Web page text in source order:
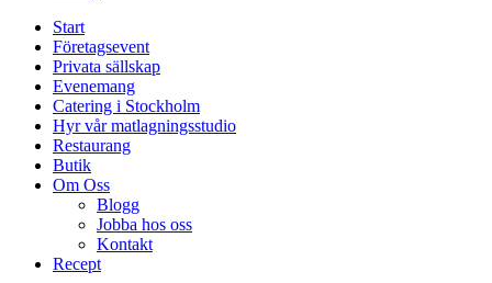
Start
Företagsevent
Privata sällskap
Evenemang
Catering i Stockholm
Hyr vår matlagningsstudio
Restaurang
Butik
Om Oss
Blogg
Jobba hos oss
Kontakt
Recept